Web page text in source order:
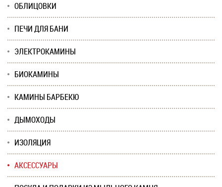
ОБЛИЦОВКИ
ПЕЧИ ДЛЯ БАНИ
ЭЛЕКТРОКАМИНЫ
БИОКАМИНЫ
КАМИНЫ БАРБЕКЮ
ДЫМОХОДЫ
ИЗОЛЯЦИЯ
АКСЕССУАРЫ